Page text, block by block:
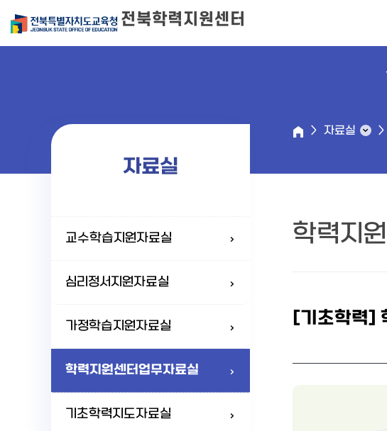
전북학력지원센터
자료실
교수학습지원자료실
심리정서지원자료실
가정학습지원자료실
학력지원센터업무자료실
기초학력지도자료실
자료실
학력지
[기초학력]